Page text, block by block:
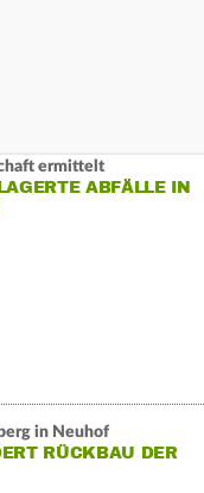
ermittelt
ABFÄLLE IN
in Neuhof
RÜCKBAU DER